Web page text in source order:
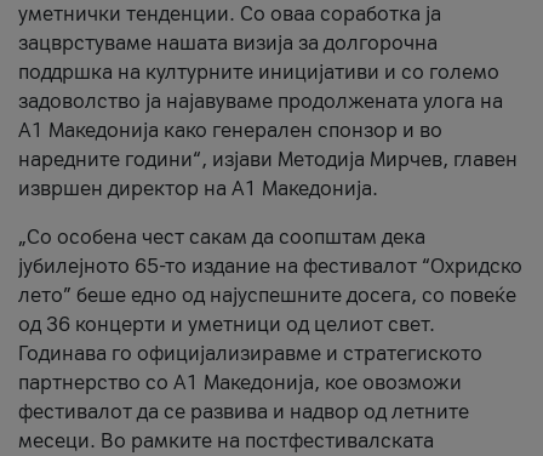
уметнички тенденции. Со оваа соработка ја
зацврстуваме нашата визија за долгорочна
поддршка на културните иницијативи и со големо
задоволство ја најавуваме продолжената улога на
A1 Македонија како генерален спонзор и во
наредните години“, изјави Методија Мирчев, главен
извршен директор на A1 Македонија.
„Со особена чест сакам да соопштам дека
јубилејното 65-то издание на фестивалот “Охридско
лето” беше едно од најуспешните досега, со повеќе
од 36 концерти и уметници од целиот свет.
Годинава го официјализиравме и стратегиското
партнерство со А1 Македонија, кое овозможи
фестивалот да се развива и надвор од летните
месеци. Во рамките на постфестивалската